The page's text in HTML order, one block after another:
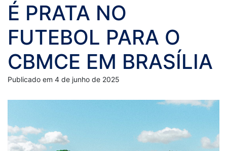
É PRATA NO
FUTEBOL PARA O
CBMCE EM BRASÍLIA
Publicado em 4 de junho de 2025